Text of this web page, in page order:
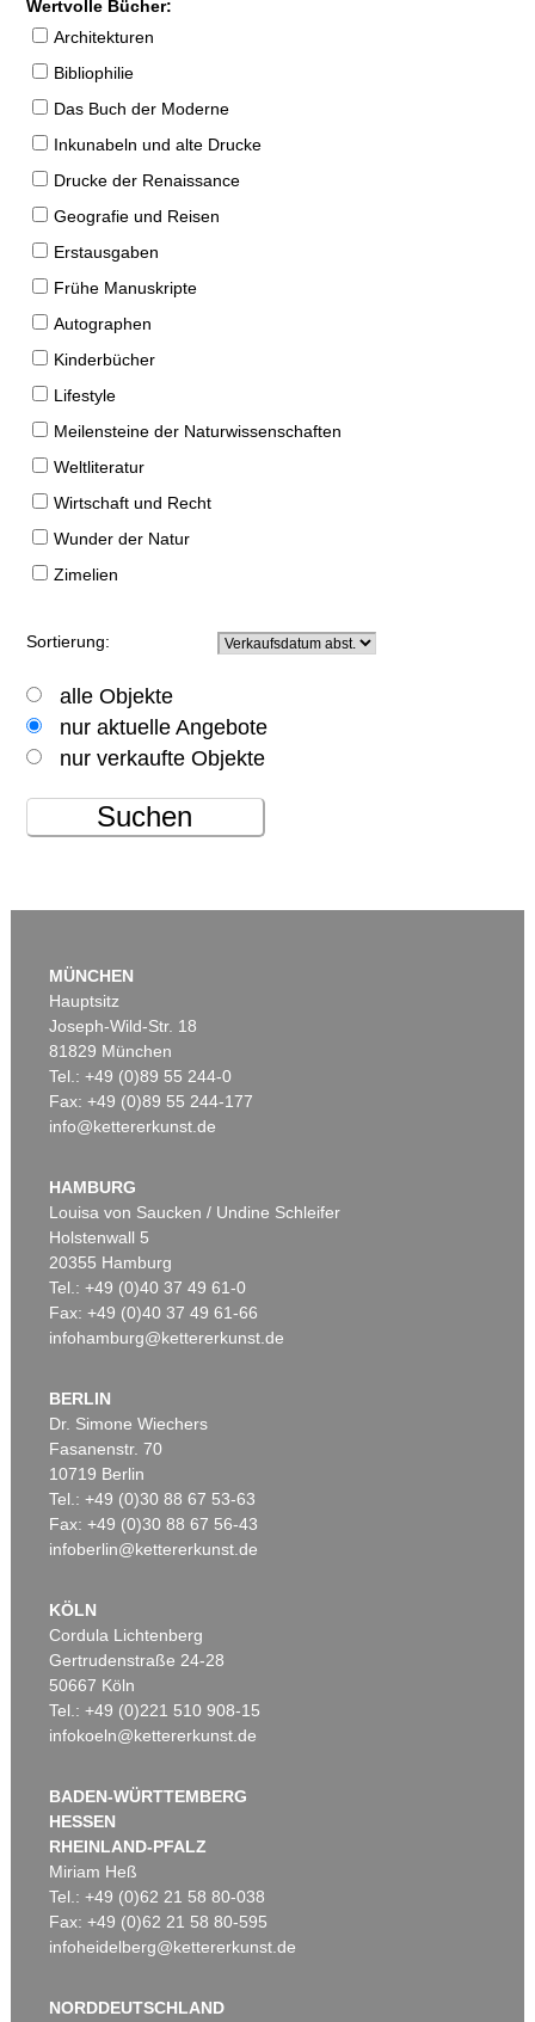
Wertvolle Bücher:
Architekturen
Bibliophilie
Das Buch der Moderne
Inkunabeln und alte Drucke
Drucke der Renaissance
Geografie und Reisen
Erstausgaben
Frühe Manuskripte
Autographen
Kinderbücher
Lifestyle
Meilensteine der Naturwissenschaften
Weltliteratur
Wirtschaft und Recht
Wunder der Natur
Zimelien
Sortierung:
alle Objekte
nur aktuelle Angebote
nur verkaufte Objekte
Suchen
MÜNCHEN
Hauptsitz
Joseph-Wild-Str. 18
81829 München
Tel.: +49 (0)89 55 244-0
Fax: +49 (0)89 55 244-177
info@kettererkunst.de
HAMBURG
Louisa von Saucken / Undine Schleifer
Holstenwall 5
20355 Hamburg
Tel.: +49 (0)40 37 49 61-0
Fax: +49 (0)40 37 49 61-66
infohamburg@kettererkunst.de
BERLIN
Dr. Simone Wiechers
Fasanenstr. 70
10719 Berlin
Tel.: +49 (0)30 88 67 53-63
Fax: +49 (0)30 88 67 56-43
infoberlin@kettererkunst.de
KÖLN
Cordula Lichtenberg
Gertrudenstraße 24-28
50667 Köln
Tel.: +49 (0)221 510 908-15
infokoeln@kettererkunst.de
BADEN-WÜRTTEMBERG
HESSEN
RHEINLAND-PFALZ
Miriam Heß
Tel.: +49 (0)62 21 58 80-038
Fax: +49 (0)62 21 58 80-595
infoheidelberg@kettererkunst.de
NORDDEUTSCHLAND